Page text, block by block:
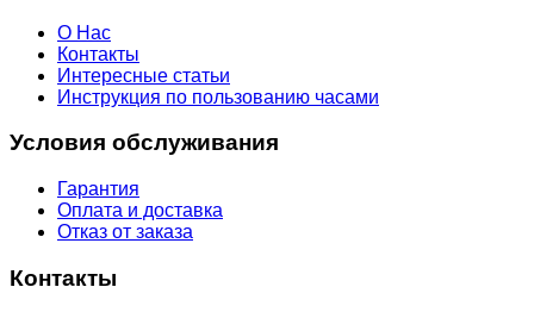
О Нас
Контакты
Интересные статьи
Инструкция по пользованию часами
Условия обслуживания
Гарантия
Оплата и доставка
Отказ от заказа
Контакты